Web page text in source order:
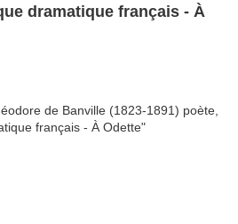
dramatique français - À